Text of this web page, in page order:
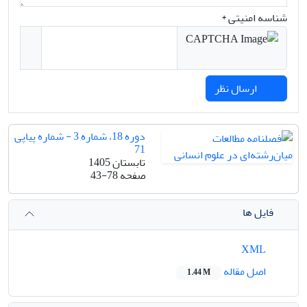
شناسه امنیتی *
دوره 18، شماره 3 - شماره پیاپی
71
تابستان 1405
صفحه43-78
فایل ها
اصل مقاله
1.44 M